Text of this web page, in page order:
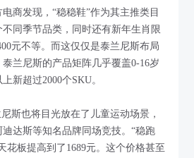
商发现，“稳稳鞋”作为其主推类目
同季节品类，同时还有新年生肖限
元不等。而这仅仅是泰兰尼斯布局
兰尼斯的产品矩阵几乎覆盖0-16岁
新超过2000个SKU。
斯也将目光放在了儿童运动场景，
达斯等知名品牌同场竞技。“稳跑
花板提高到了1689元。这个价格甚至